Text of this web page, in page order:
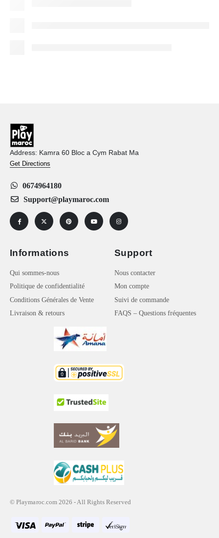
Address: Kamra 60 Bloc a Cym Rabat Ma
Get Directions
0674964180
Support@playmaroc.com
Informations
Qui sommes-nous
Politique de confidentialité
Conditions Générales de Vente
Livraison & retours
Support
Nous contacter
Mon compte
Suivi de commande
FAQS – Questions fréquentes
© Playmaroc.com 2026 - All Rights Reserved